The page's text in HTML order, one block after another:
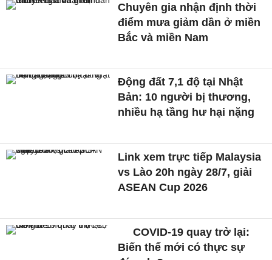
Chuyên gia nhận định thời
điểm mưa giảm dần ở miền
Bắc và miền Nam
Động đất 7,1 độ tại Nhật
Bản: 10 người bị thương,
nhiều hạ tầng hư hại nặng
Link xem trực tiếp Malaysia
vs Lào 20h ngày 28/7, giải
ASEAN Cup 2026
COVID-19 quay trở lại:
Biến thể mới có thực sự